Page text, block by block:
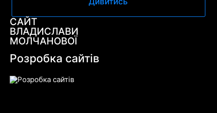
САЙТ
ВЛАДИСЛАВИ
МОЛЧАНОВОЇ
Розробка сайтів